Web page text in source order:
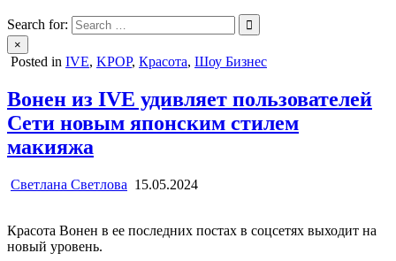
Search for:
×
Posted in IVE, KPOP, Красота, Шоу Бизнес
Вонен из IVE удивляет пользователей
Сети новым японским стилем
макияжа
Светлана Светлова 15.05.2024
Красота Вонен в ее последних постах в соцсетях выходит на
новый уровень.